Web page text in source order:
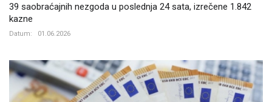
39 saobraćajnih nezgoda u poslednja 24 sata, izrečene 1.842
kazne
Datum: 01.06.2026